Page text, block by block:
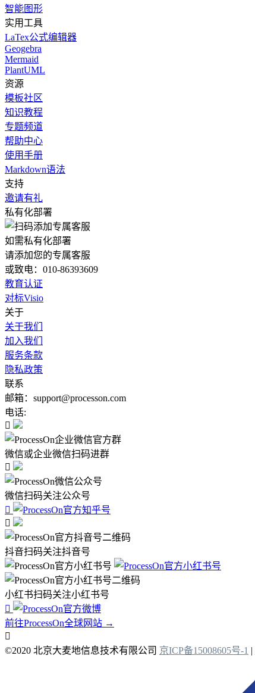
智能图形
实用工具
LaTex公式编辑器
Geogebra
Mermaid
PlantUML
资源
模板社区
知识教程
专题频道
帮助中心
使用手册
Markdown语法
支持
邀请有礼
私有化部署
如需私有化部署
请添加您的专属客服
或致电：010-86393609
教育认证
对标Visio
关于
关于我们
加入我们
服务条款
隐私政策
联系
邮箱：support@processon.com
电话:

微信或企业微信扫码进群

微信扫码关注公众号


抖音扫码关注抖音号
小红书扫码关注小红书号

前往ProcessOn全球网站 →

©2020 北京大麦地信息技术有限公司 京ICP备15008605号-1 |